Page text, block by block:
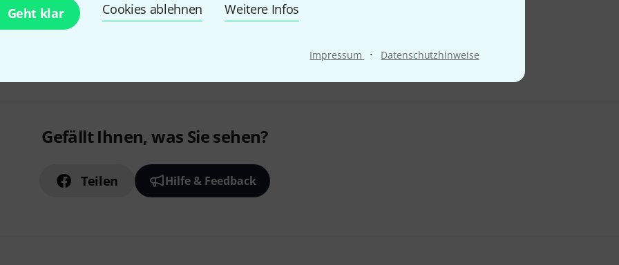
Geht klar Cookies ablehnen Weitere Infos
Impressum · Datenschutzhinweise
Gefällt Ihnen, was Sie sehen?
Teilen Hilfe & Feedback